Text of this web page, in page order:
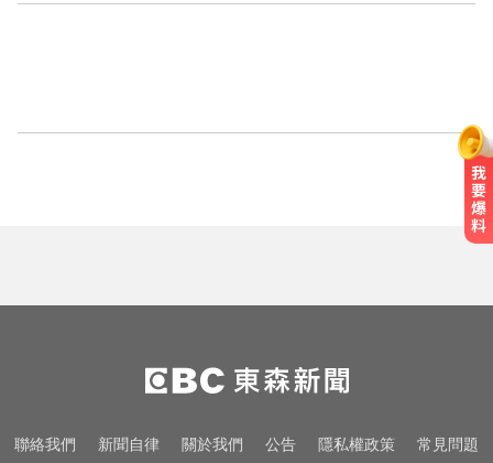
聯絡我們 新聞自律 關於我們 公告 隱私權政策 常見問題